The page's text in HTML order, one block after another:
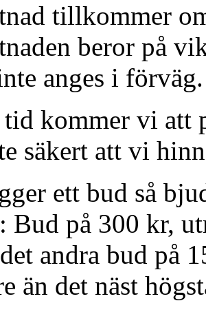
tillkommer
beror på
anges i förväg.
kommer vi att
säkert att vi
ett bud så
Bud på 300 kr,
andra bud på
än det näst